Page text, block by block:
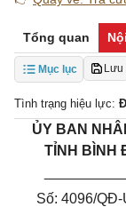
Tổng quan
Mục lục Lưu
Tình trạng hiệu lực:
ỦY BAN
TỈNH BÌNH
Số: 4096/QĐ-